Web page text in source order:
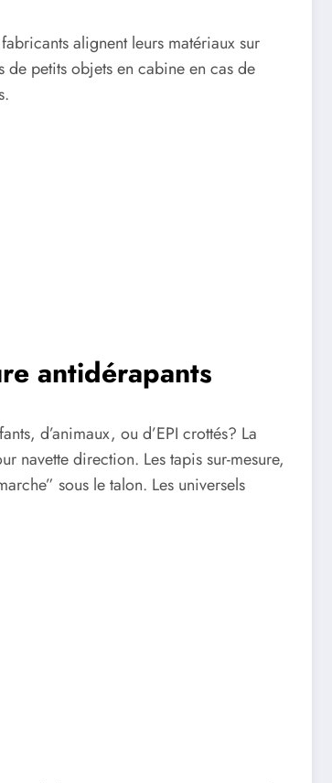
alignent leurs matériaux sur
de petits objets en cabine en cas de
antidérapants
d’animaux, ou d’EPI crottés? La
navette direction. Les tapis sur-mesure,
sous le talon. Les universels